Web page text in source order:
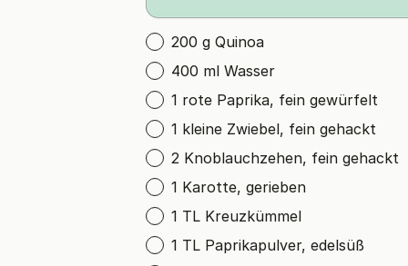
200 g Quinoa
400 ml Wasser
1 rote Paprika, fein gewürfelt
1 kleine Zwiebel, fein gehackt
2 Knoblauchzehen, fein gehackt
1 Karotte, gerieben
1 TL Kreuzkümmel
1 TL Paprikapulver, edelsüß